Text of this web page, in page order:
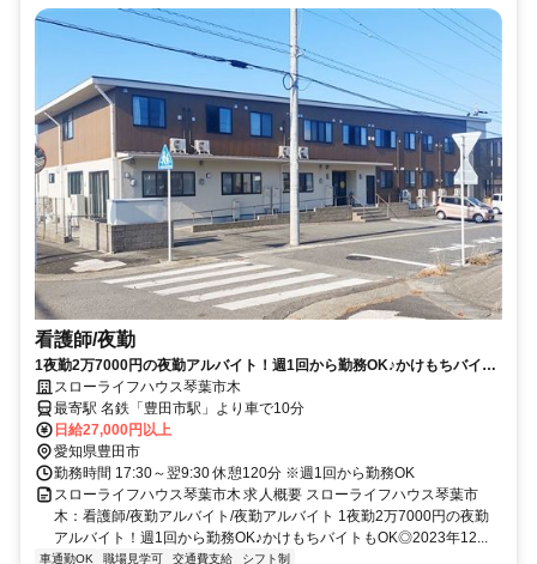
看護師/夜勤
1夜勤2万7000円の夜勤アルバイト！週1回から勤務OK♪かけもちバイト
もOK◎2023年12月にオープンしたキレイな施設☆【豊田市、豊田市
駅、サ高住、看護師、夜勤バイト】※採用強化中
スローライフハウス琴葉市木
最寄駅 名鉄「豊田市駅」より車で10分
日給27,000円以上
愛知県豊田市
勤務時間 17:30～翌9:30 休憩120分 ※週1回から勤務OK
スローライフハウス琴葉市木 求人概要 スローライフハウス琴葉市
木：看護師/夜勤アルバイト/夜勤アルバイト 1夜勤2万7000円の夜勤
アルバイト！週1回から勤務OK♪かけもちバイトもOK◎2023年12...
車通勤OK 職場見学可 交通費支給 シフト制